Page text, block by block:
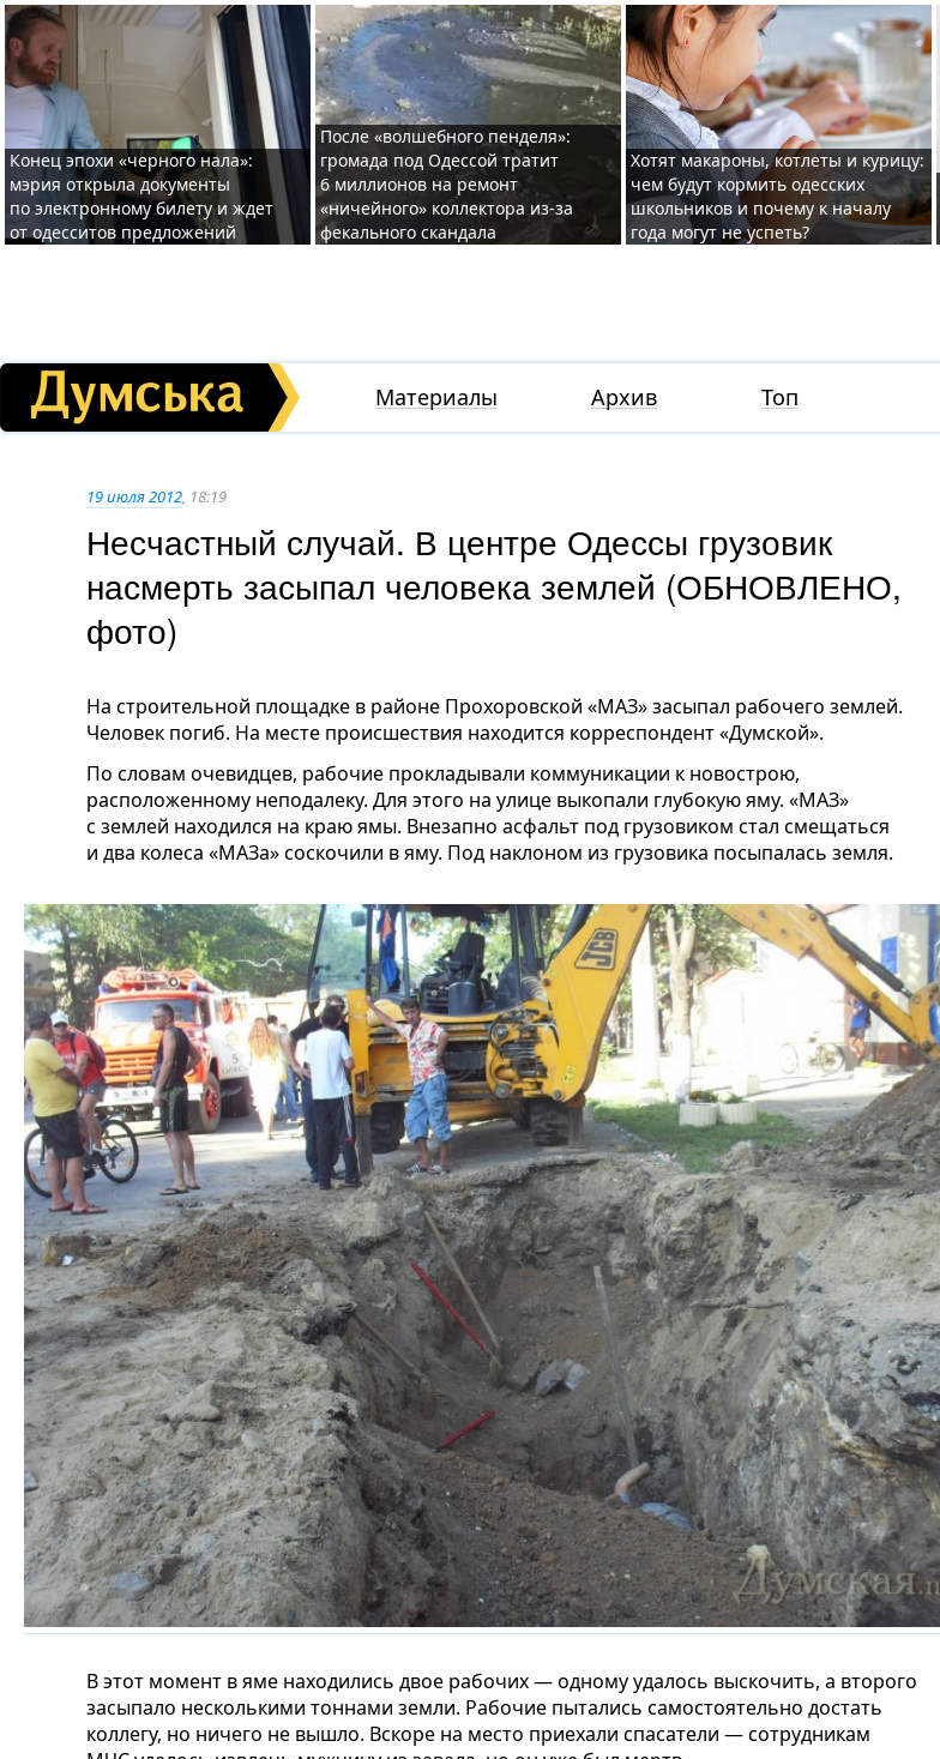
Конец эпохи «черного нала»:
мэрия открыла документы
по электронному билету и ждет
от одесситов предложений
После «волшебного пенделя»:
громада под Одессой тратит
6 миллионов на ремонт
«ничейного» коллектора из-за
фекального скандала
Хотят макароны, котлеты и курицу:
чем будут кормить одесских
школьников и почему к началу
года могут не успеть?
Материалы Архив Топ
19 июля 2012, 18:19
Несчастный случай. В центре Одессы грузовик
насмерть засыпал человека землей (ОБНОВЛЕНО,
фото)
На строительной площадке в районе Прохоровской «МАЗ» засыпал рабочего землей.
Человек погиб. На месте происшествия находится корреспондент «Думской».
По словам очевидцев, рабочие прокладывали коммуникации к новострою,
расположенному неподалеку. Для этого на улице выкопали глубокую яму. «МАЗ»
с землей находился на краю ямы. Внезапно асфальт под грузовиком стал смещаться
и два колеса «МАЗа» соскочили в яму. Под наклоном из грузовика посыпалась земля.
В этот момент в яме находились двое рабочих — одному удалось выскочить, а второго
засыпало несколькими тоннами земли. Рабочие пытались самостоятельно достать
коллегу, но ничего не вышло. Вскоре на место приехали спасатели — сотрудникам